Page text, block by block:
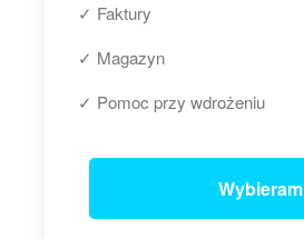
✓ Faktury
✓ Magazyn
✓ Pomoc przy wdrożeniu
Wybieram